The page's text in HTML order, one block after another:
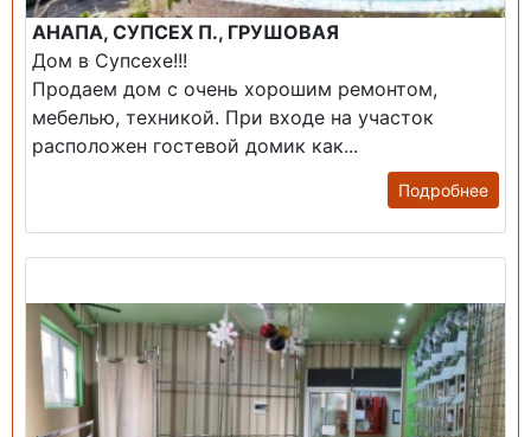
АНАПА, СУПСЕХ П., ГРУШОВАЯ
Дом в Супсехе!!!
Продаем дом с очень хорошим ремонтом,
мебелью, техникой. При входе на участок
расположен гостевой домик как...
Подробнее